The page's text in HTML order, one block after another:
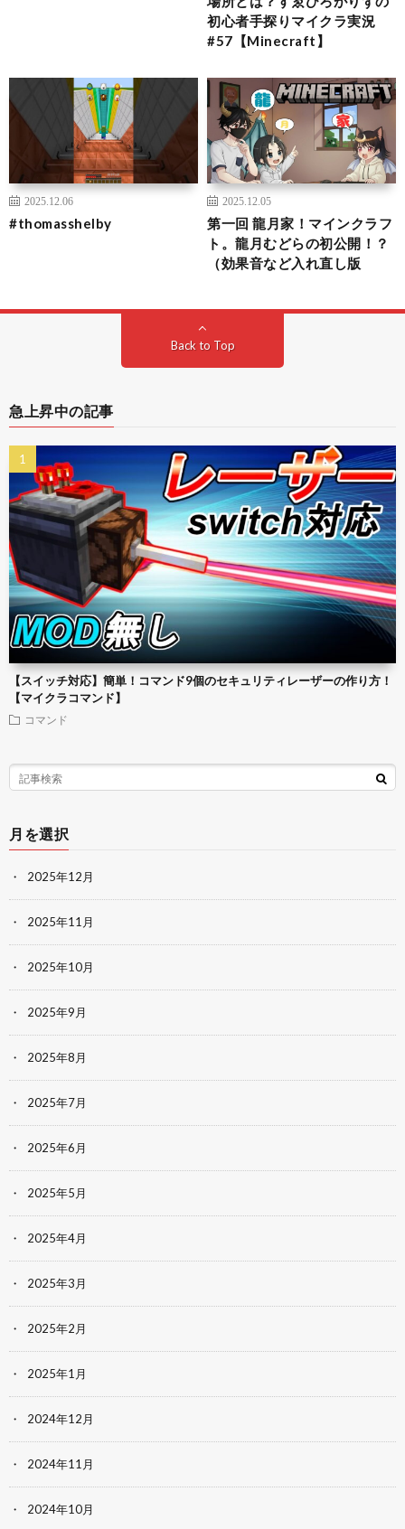
初心者手探りマイクラ実況
#57【Minecraft】
2025.12.06
#thomasshelby
2025.12.05
第一回 龍月家！マインクラフ
ト。龍月むどらの初公開！？
（効果音など入れ直し版
Back to Top
急上昇中の記事
【スイッチ対応】簡単！コマンド9個のセキュリティレーザーの作り方！
【マイクラコマンド】
コマンド
月を選択
2025年12月
2025年11月
2025年10月
2025年9月
2025年8月
2025年7月
2025年6月
2025年5月
2025年4月
2025年3月
2025年2月
2025年1月
2024年12月
2024年11月
2024年10月